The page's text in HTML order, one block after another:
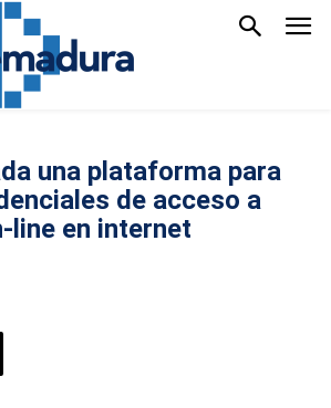
una plataforma para
de acceso a
line en internet